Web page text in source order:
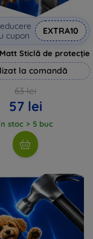
cupon
EXTRA10
Sticlă de protecție
la comandă
63 lei
57 lei
stoc > 5 buc